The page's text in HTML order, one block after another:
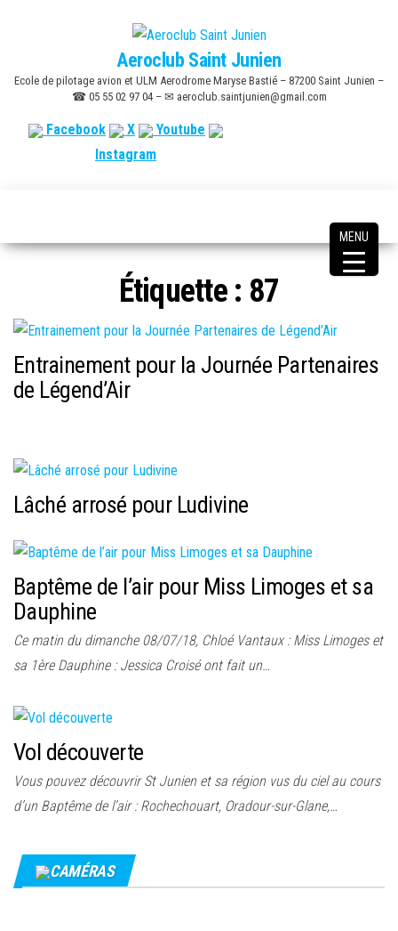
content
Aeroclub Saint Junien
Ecole de pilotage avion et ULM Aerodrome Maryse Bastié – 87200 Saint Junien –
☎ 05 55 02 97 04 – ✉ aeroclub.saintjunien@gmail.com
Facebook X
Youtube
Instagram
Étiquette : 87
Entrainement pour la Journée Partenaires
de Légend’Air
Lâché arrosé pour Ludivine
Baptême de l’air pour Miss Limoges et sa
Dauphine
Ce matin du dimanche 08/07/18, Chloé Vantaux : Miss Limoges et
sa 1ère Dauphine : Jessica Croisé ont fait un…
Vol découverte
Vous pouvez découvrir St Junien et sa région vus du ciel au cours
d’un Baptême de l’air : Rochechouart, Oradour-sur-Glane,…
CAMÉRAS
MENU